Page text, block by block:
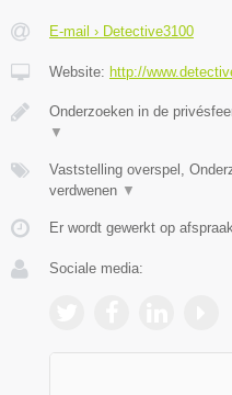
E-mail › Detective3100
Website: http://
Onderzoeken in de
▼
Vaststelling overspel,
verdwenen ▼
Er wordt gewerkt op afspraak.
Sociale media: